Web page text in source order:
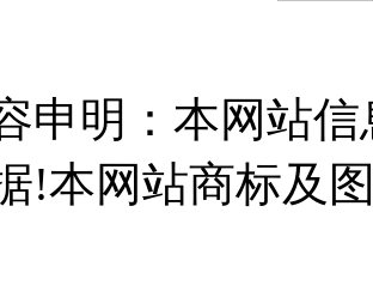
申明：本网站
!本网站商标及